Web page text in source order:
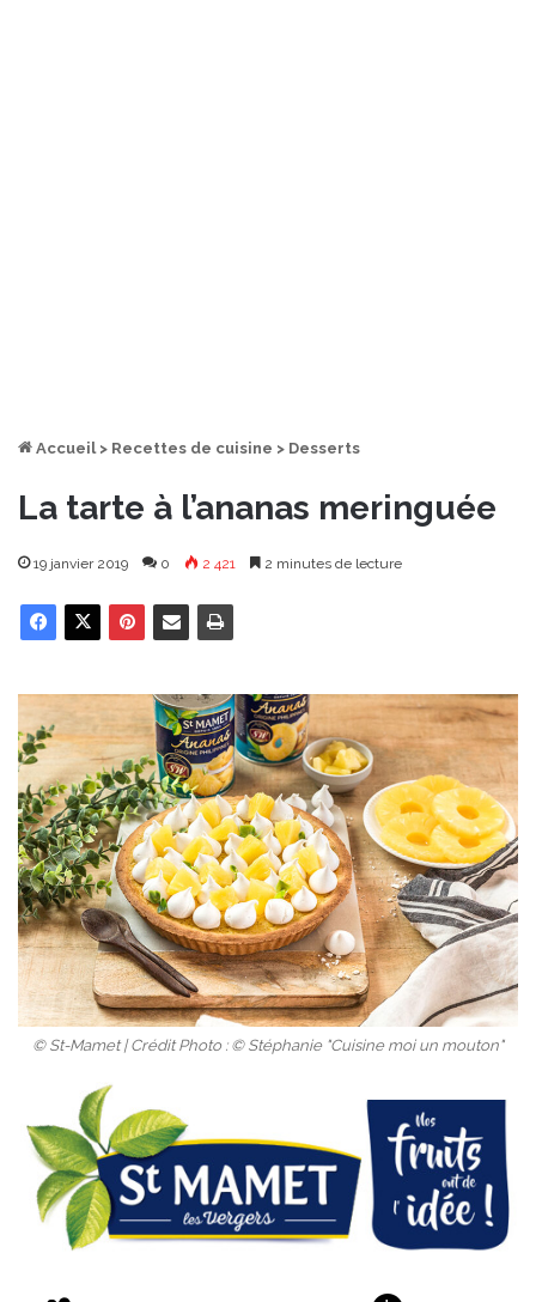
Accueil > Recettes de cuisine > Desserts
La tarte à l’ananas meringuée
19 janvier 2019 0 2 421 2 minutes de lecture
© St-Mamet | Crédit Photo : © Stéphanie "Cuisine moi un mouton"